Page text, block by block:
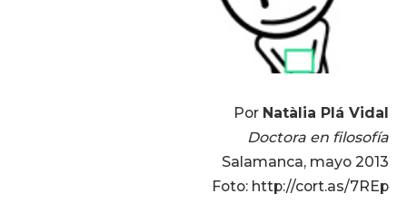
Por Natàlia Plá Vidal
Doctora en filosofía
Salamanca, mayo 2013
Foto: http://cort.as/7REp